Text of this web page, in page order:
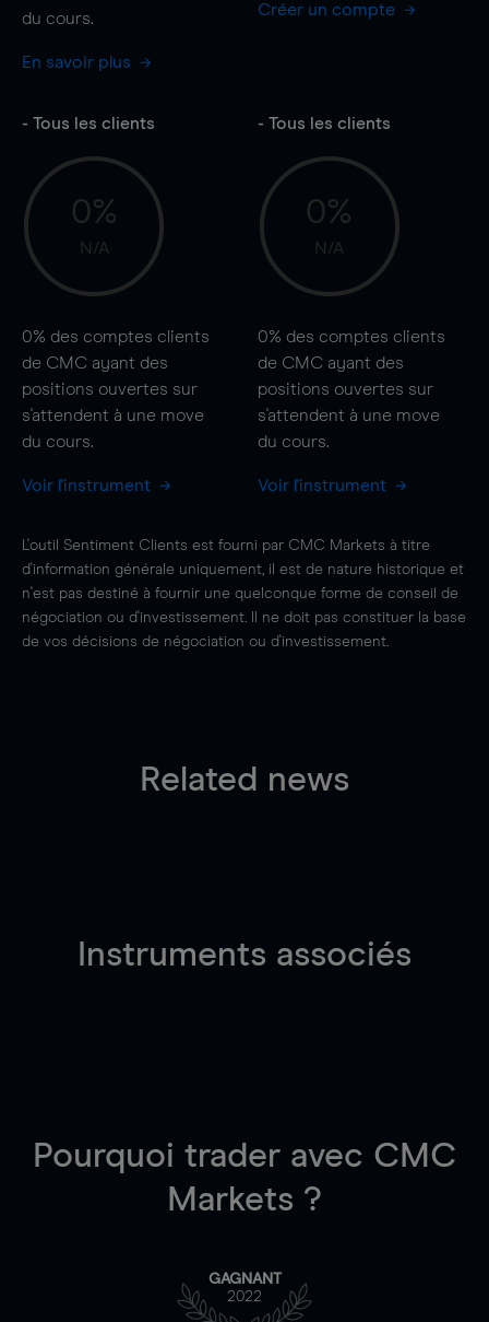
du cours.
En savoir plus
Créer un compte
- Tous les clients
0%
N/A
0% des comptes clients
de CMC ayant des
positions ouvertes sur
s'attendent à une move
du cours.
Voir l'instrument
- Tous les clients
0%
N/A
0% des comptes clients
de CMC ayant des
positions ouvertes sur
s'attendent à une move
du cours.
Voir l'instrument
L'outil Sentiment Clients est fourni par CMC Markets à titre
d'information générale uniquement, il est de nature historique et
n'est pas destiné à fournir une quelconque forme de conseil de
négociation ou d'investissement. Il ne doit pas constituer la base
de vos décisions de négociation ou d'investissement.
Related news
Instruments associés
Pourquoi trader avec CMC
Markets ?
GAGNANT
2022